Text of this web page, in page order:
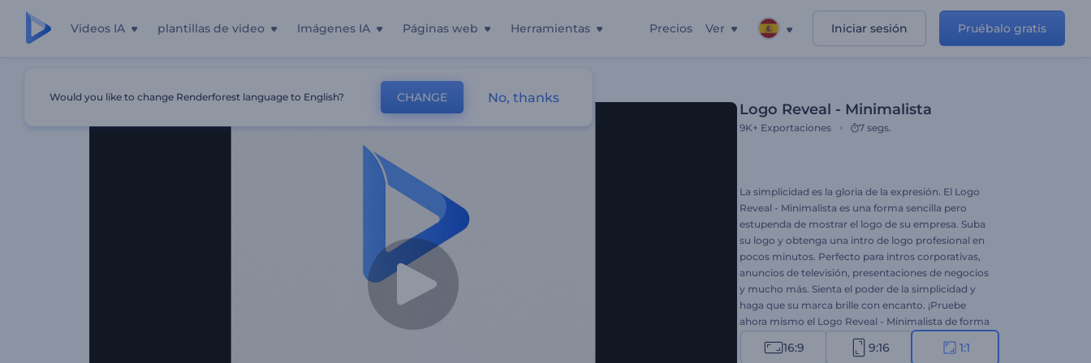
Videos IA plantillas de video Imágenes IA Páginas web Herramientas Precios Ver Iniciar sesión Pruébalo gratis
Logo Reveal - Minimalista
9K+ Exportaciones 7 segs.
La simplicidad es la gloria de la expresión. El Logo
Reveal - Minimalista es una forma sencilla pero
estupenda de mostrar el logo de su empresa. Suba
su logo y obtenga una intro de logo profesional en
pocos minutos. Perfecto para intros corporativas,
anuncios de televisión, presentaciones de negocios
y mucho más. Sienta el poder de la simplicidad y
haga que su marca brille con encanto. ¡Pruebe
ahora mismo el Logo Reveal - Minimalista de forma
16:9 9:16 1:1
Would you like to change Renderforest language to English? CHANGE No, thanks